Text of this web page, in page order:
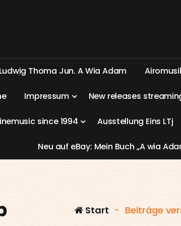
Ludwig Thoma Jun. AWia Adam Airomusi
e Impressum New releases streamin
inemusic since1994 Ausstellung Eins LTj
Neu auf eBay: Mein Buch „Awia Ada
Start - Beiträge